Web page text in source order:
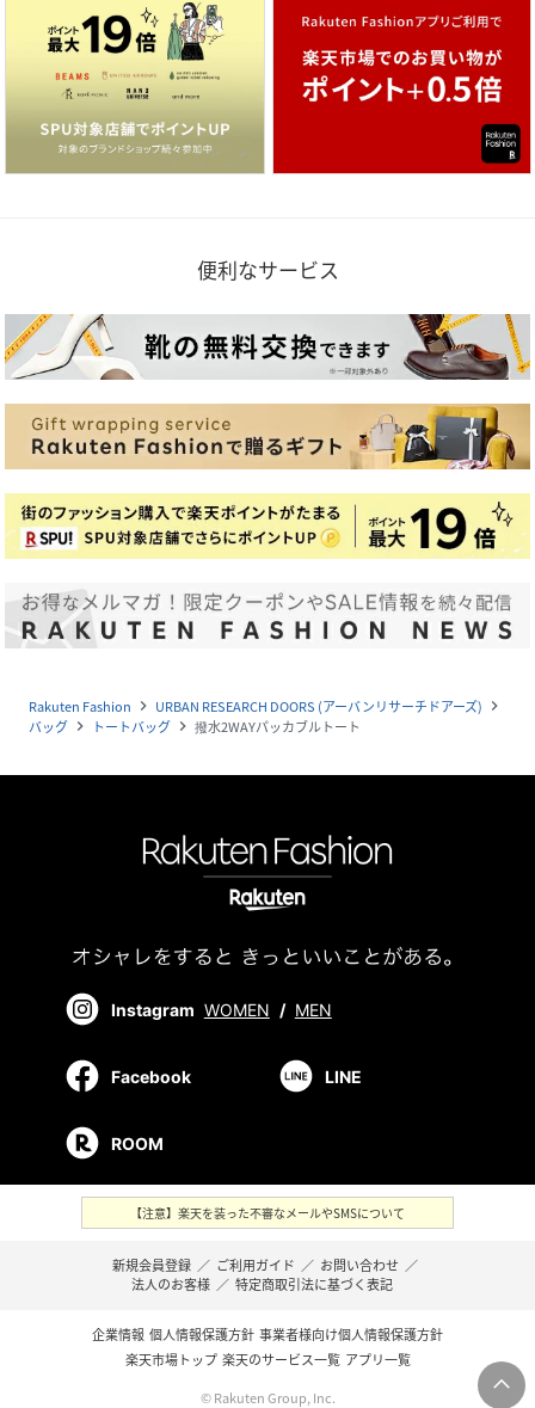
便利なサービス
Rakuten Fashion navigate_next URBAN RESEARCH DOORS (アーバンリサーチドアーズ) navigate_next
バッグ navigate_next トートバッグ navigate_next 撥水2WAYパッカブルトート
Instagram WOMEN / MEN
Facebook LINE
ROOM
【注意】楽天を装った不審なメールやSMSについて
新規会員登録 ／ ご利用ガイド ／ お問い合わせ ／
法人のお客様 ／ 特定商取引法に基づく表記
企業情報 個人情報保護方針 事業者様向け個人情報保護方針
楽天市場トップ 楽天のサービス一覧 アプリ一覧
© Rakuten Group, Inc.